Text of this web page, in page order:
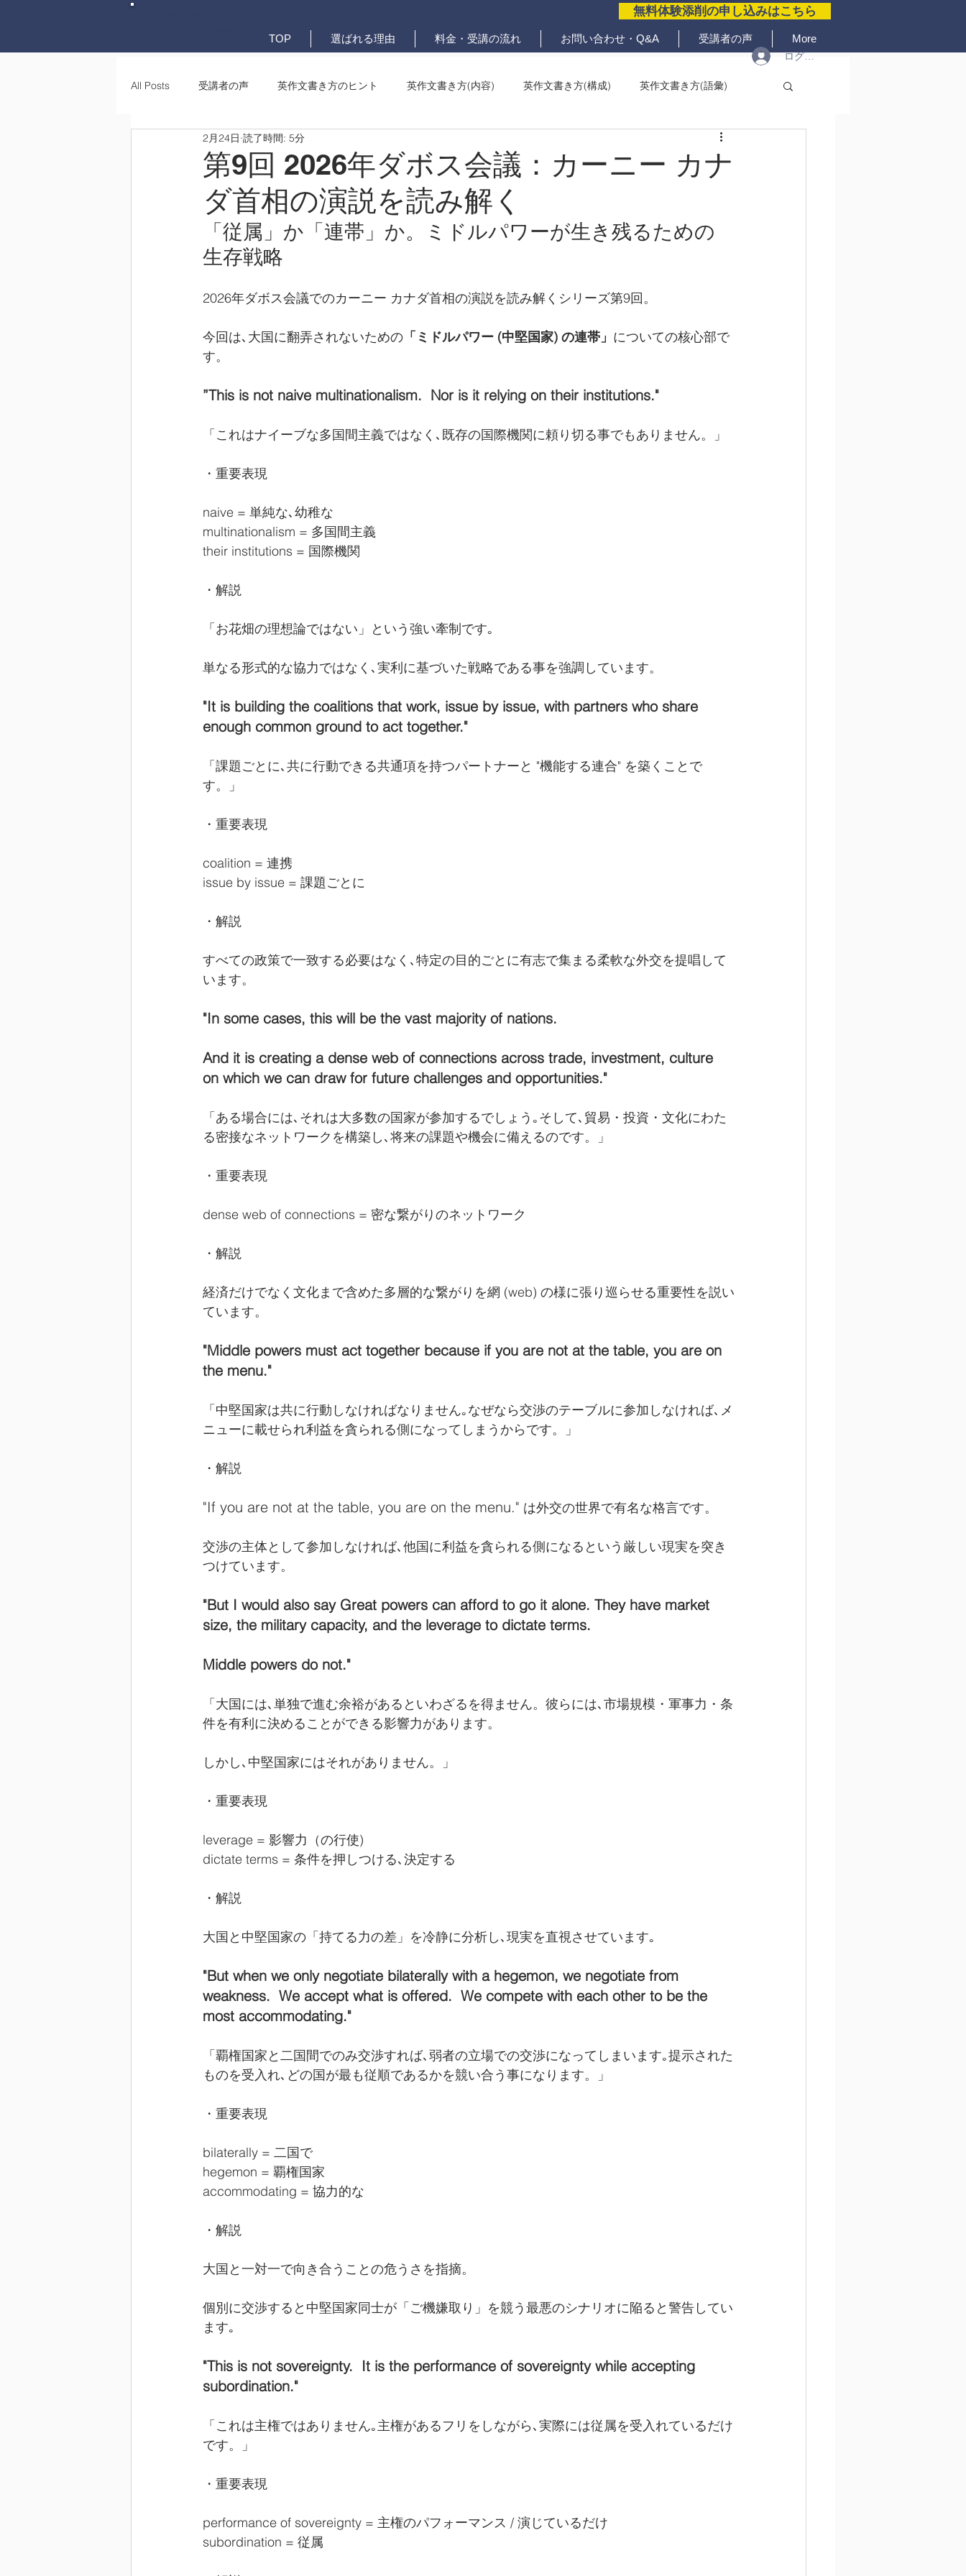
無料体験添削の申し込みはこちら
TOP 選ばれる理由 料金・受講の流れ お問い合わせ・Q&A 受講者の声 More
ログイン
All Posts 受講者の声 英作文書き方のヒント 英作文書き方(内容) 英作文書き方(構成) 英作文書き方(語彙)
英作文書き方(文法) 要約・e-メール問題
第9回 2026年ダボス会議：カーニー カナ
ダ首相の演説を読み解く
2月24日 読了時間: 5分
「従属」か「連帯」か。ミドルパワーが生き残るための
生存戦略
2026年ダボス会議でのカーニー カナダ首相の演説を読み解くシリーズ第9回。
今回は､大国に翻弄されないための 「ミドルパワー (中堅国家) の連帯」 についての核心部で
す。
”This is not naive multinationalism.  Nor is it relying on their institutions."
「これはナイーブな多国間主義ではなく､既存の国際機関に頼り切る事でもありません。」
・重要表現
naive = 単純な､幼稚な
multinationalism = 多国間主義
their institutions = 国際機関
・解説
「お花畑の理想論ではない」という強い牽制です｡
単なる形式的な協力ではなく､実利に基づいた戦略である事を強調しています。
"It is building the coalitions that work, issue by issue, with partners who share
enough common ground to act together."
「課題ごとに､共に行動できる共通項を持つパートナーと "機能する連合" を築くことで
す。」
・重要表現
coalition = 連携
issue by issue = 課題ごとに
・解説
すべての政策で一致する必要はなく､特定の目的ごとに有志で集まる柔軟な外交を提唱して
います。
"In some cases, this will be the vast majority of nations.
And it is creating a dense web of connections across trade, investment, culture
on which we can draw for future challenges and opportunities."
「ある場合には､それは大多数の国家が参加するでしょう｡そして､貿易・投資・文化にわた
る密接なネットワークを構築し､将来の課題や機会に備えるのです。」
・重要表現
dense web of connections = 密な繋がりのネットワーク
・解説
経済だけでなく文化まで含めた多層的な繋がりを網 (web) の様に張り巡らせる重要性を説い
ています。
"Middle powers must act together because if you are not at the table, you are on
the menu."
「中堅国家は共に行動しなければなりません｡なぜなら交渉のテーブルに参加しなければ､メ
ニューに載せられ利益を貪られる側になってしまうからです。」
・解説
"If you are not at the table, you are on the menu." は外交の世界で有名な格言です。
交渉の主体として参加しなければ､他国に利益を貪られる側になるという厳しい現実を突き
つけています。
"But I would also say Great powers can afford to go it alone. They have market
size, the military capacity, and the leverage to dictate terms.
Middle powers do not."
「大国には､単独で進む余裕があるといわざるを得ません。彼らには､市場規模・軍事力・条
件を有利に決めることができる影響力があります。
しかし､中堅国家にはそれがありません。」
・重要表現
leverage = 影響力（の行使)
dictate terms = 条件を押しつける､決定する
・解説
大国と中堅国家の「持てる力の差」を冷静に分析し､現実を直視させています｡
"But when we only negotiate bilaterally with a hegemon, we negotiate from
weakness.  We accept what is offered.  We compete with each other to be the
most accommodating."
「覇権国家と二国間でのみ交渉すれば､弱者の立場での交渉になってしまいます｡提示された
ものを受入れ､どの国が最も従順であるかを競い合う事になります。」
・重要表現
bilaterally = 二国で
hegemon = 覇権国家
accommodating = 協力的な
・解説
大国と一対一で向き合うことの危うさを指摘。
個別に交渉すると中堅国家同士が「ご機嫌取り」を競う最悪のシナリオに陥ると警告してい
ます｡
"This is not sovereignty.  It is the performance of sovereignty while accepting
subordination."
「これは主権ではありません｡主権があるフリをしながら､実際には従属を受入れているだけ
です。」
・重要表現
performance of sovereignty = 主権のパフォーマンス / 演じているだけ
subordination = 従属